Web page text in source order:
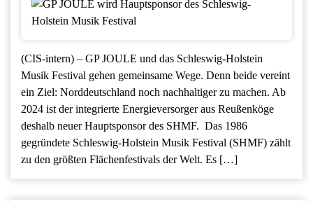
(CIS-intern) – GP JOULE und das Schleswig-Holstein
Musik Festival gehen gemeinsame Wege. Denn beide vereint
ein Ziel: Norddeutschland noch nachhaltiger zu machen. Ab
2024 ist der integrierte Energieversorger aus Reußenköge
deshalb neuer Hauptsponsor des SHMF. Das 1986
gegründete Schleswig-Holstein Musik Festival (SHMF) zählt
zu den größten Flächenfestivals der Welt. Es […]